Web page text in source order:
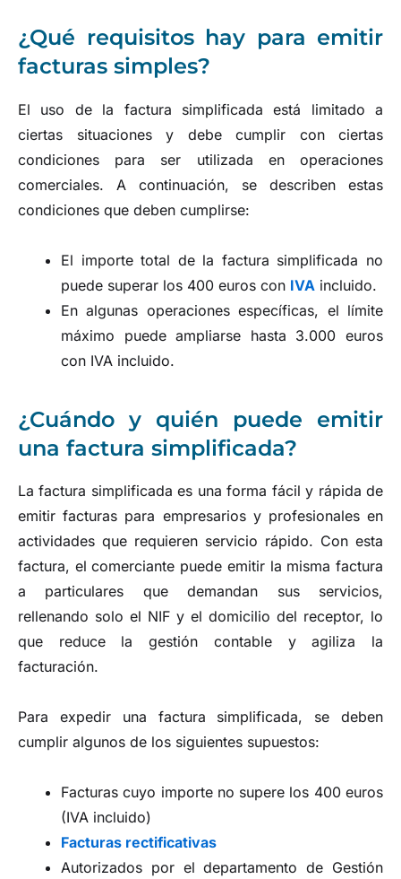
¿Qué requisitos hay para emitir
facturas simples?
El uso de la factura simplificada está limitado a
ciertas situaciones y debe cumplir con ciertas
condiciones para ser utilizada en operaciones
comerciales. A continuación, se describen estas
condiciones que deben cumplirse:
El importe total de la factura simplificada no
puede superar los 400 euros con IVA incluido.
En algunas operaciones específicas, el límite
máximo puede ampliarse hasta 3.000 euros
con IVA incluido.
¿Cuándo y quién puede emitir
una factura simplificada?
La factura simplificada es una forma fácil y rápida de
emitir facturas para empresarios y profesionales en
actividades que requieren servicio rápido. Con esta
factura, el comerciante puede emitir la misma factura
a particulares que demandan sus servicios,
rellenando solo el NIF y el domicilio del receptor, lo
que reduce la gestión contable y agiliza la
facturación.
Para expedir una factura simplificada, se deben
cumplir algunos de los siguientes supuestos:
Facturas cuyo importe no supere los 400 euros
(IVA incluido)
Facturas rectificativas
Autorizados por el departamento de Gestión